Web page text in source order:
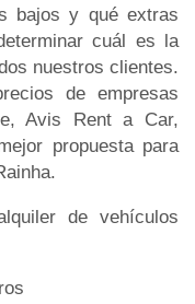
bajos y qué extras
cuál es la
nuestros clientes.
de empresas
Avis Rent a Car,
propuesta para
de vehículos